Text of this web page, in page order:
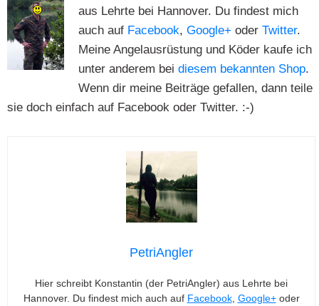
aus Lehrte bei Hannover. Du findest mich
auch auf Facebook, Google+ oder Twitter.
Meine Angelausrüstung und Köder kaufe ich
unter anderem bei diesem bekannten Shop.
Wenn dir meine Beiträge gefallen, dann teile
sie doch einfach auf Facebook oder Twitter. :-)
PetriAngler
Hier schreibt Konstantin (der PetriAngler) aus Lehrte bei
Hannover. Du findest mich auch auf Facebook, Google+oder